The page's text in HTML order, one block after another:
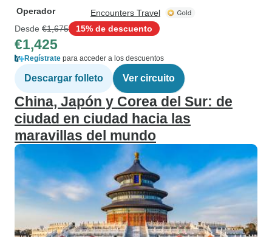
Operador
Encounters Travel
Desde €1,675 15% de descuento
€1,425
Regístrate para acceder a los descuentos
Descargar folleto Ver circuito
China, Japón y Corea del Sur: de
ciudad en ciudad hacia las
maravillas del mundo